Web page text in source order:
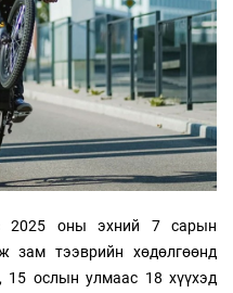
2025 оны эхний 7 сарын
зам тээврийн хөдөлгөөнд
15 ослын улмаас 18 хүүхэд